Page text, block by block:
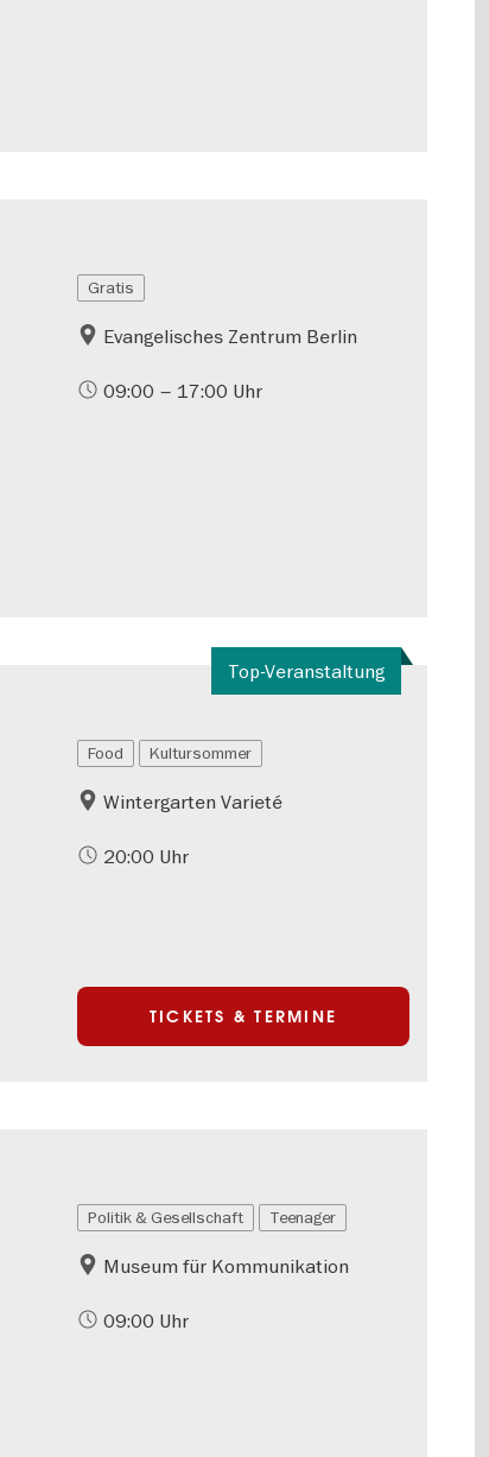
Gratis
Evangelisches Zentrum Berlin
09:00 – 17:00 Uhr
Top-Veranstaltung
Food Kultursommer
Wintergarten Varieté
20:00 Uhr
TICKETS & TERMINE
Politik & Gesellschaft Teenager
Museum für Kommunikation
09:00 Uhr